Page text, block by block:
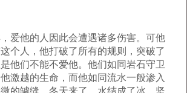
爱他的人因此会遭遇诸多伤害。可他
个人，他打破了所有的规则，突破了
他们不能不爱他。他们如同岩石守卫
激越的生命，而他如同流水一般渗入